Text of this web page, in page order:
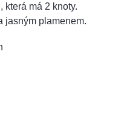
která má 2 knoty.
jasným plamenem.